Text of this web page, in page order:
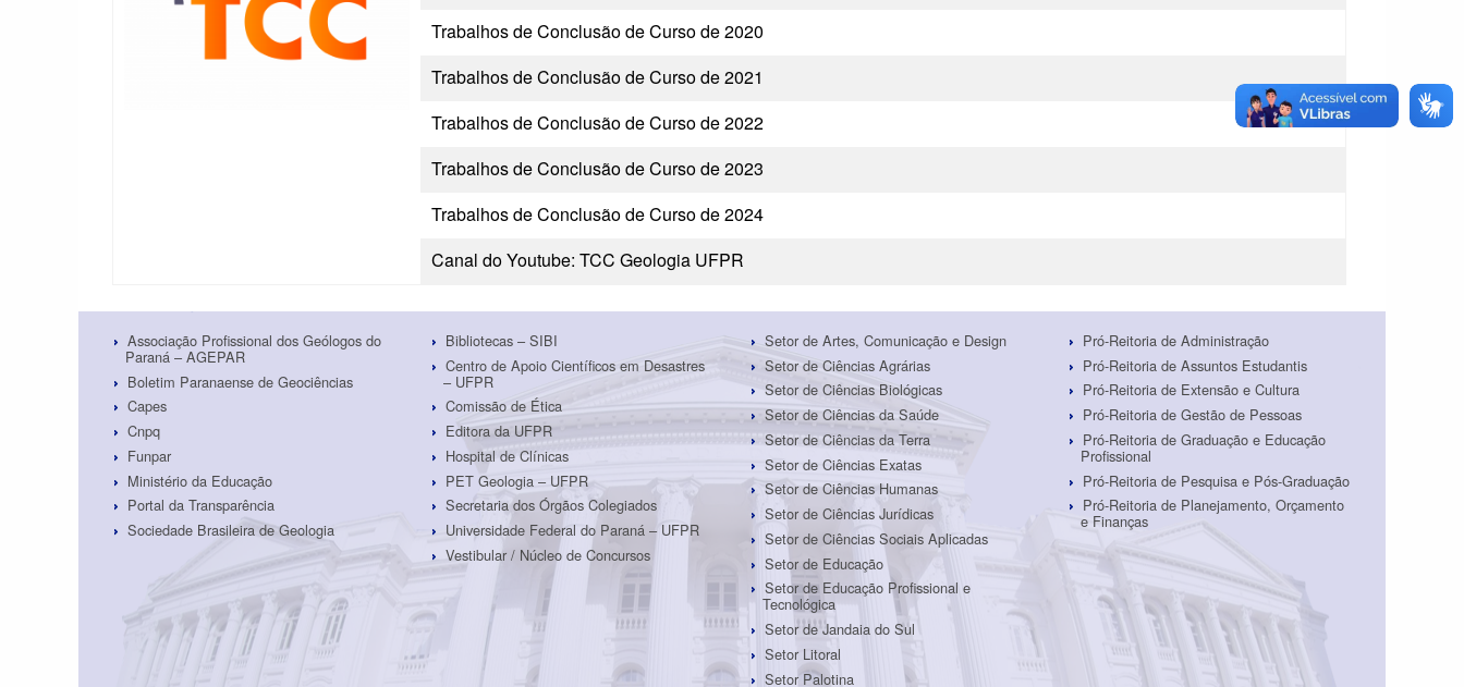
Trabalhos de Conclusão de Curso de 2020
Trabalhos de Conclusão de Curso de 2021
Trabalhos de Conclusão de Curso de 2022
Trabalhos de Conclusão de Curso de 2023
Trabalhos de Conclusão de Curso de 2024
Canal do Youtube: TCC Geologia UFPR
Associação Profissional dos Geólogos do
Paraná – AGEPAR
Boletim Paranaense de Geociências
Capes
Cnpq
Funpar
Ministério da Educação
Portal da Transparência
Sociedade Brasileira de Geologia
Bibliotecas – SIBI
Centro de Apoio Científicos em Desastres
– UFPR
Comissão de Ética
Editora da UFPR
Hospital de Clínicas
PET Geologia – UFPR
Secretaria dos Órgãos Colegiados
Universidade Federal do Paraná – UFPR
Vestibular / Núcleo de Concursos
Setor de Artes, Comunicação e Design
Setor de Ciências Agrárias
Setor de Ciências Biológicas
Setor de Ciências da Saúde
Setor de Ciências da Terra
Setor de Ciências Exatas
Setor de Ciências Humanas
Setor de Ciências Jurídicas
Setor de Ciências Sociais Aplicadas
Setor de Educação
Setor de Educação Profissional e
Tecnológica
Setor de Jandaia do Sul
Setor Litoral
Setor Palotina
Pró-Reitoria de Administração
Pró-Reitoria de Assuntos Estudantis
Pró-Reitoria de Extensão e Cultura
Pró-Reitoria de Gestão de Pessoas
Pró-Reitoria de Graduação e Educação
Profissional
Pró-Reitoria de Pesquisa e Pós-Graduação
Pró-Reitoria de Planejamento, Orçamento
e Finanças